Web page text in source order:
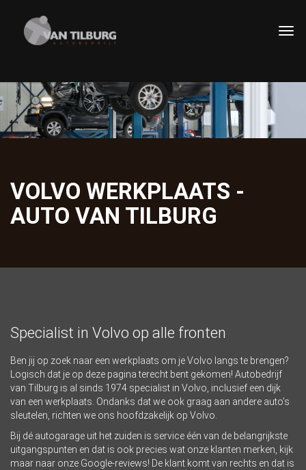
VOLVO WERKPLAATS -
AUTO VAN TILBURG
Specialist in Volvo op alle fronten
Ben jij op zoek naar een werkplaats om je Volvo langs te brengen?
Logisch dat je op deze pagina terecht bent gekomen! Autobedrijf
van Tilburg is al sinds 1974 specialist in Volvo, inclusief een dijk
van een werkplaats . Ondanks dat we ook graag aan andere auto’s
sleutelen, richten we ons hoofdzakelijk op Volvo.
Bij dé autogarage uit het zuiden is service één van de belangrijkste
uitgangspunten en dat is ook precies wat onze klanten merken, kijk
maar naar onze Google-reviews! De klant komt van rechts en dat is